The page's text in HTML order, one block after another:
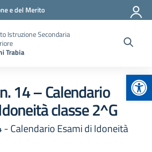
e del Merito
Istruzione Secondaria
Trabia
14 – Calendario
classe 2^G
- Calendario Esami di Idoneità